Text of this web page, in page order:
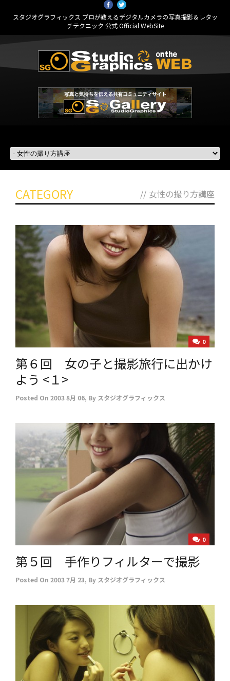
スタジオグラフィックス プロが教えるデジタルカメラの写真撮影＆レタッ
チテクニック 公式 Official WebSite
CATEGORY // 女性の撮り方講座
0
第６回 女の子と撮影旅行に出かけ
よう <１>
Posted On 2003 8月 06, By スタジオグラフィックス
0
第５回 手作りフィルターで撮影
Posted On 2003 7月 23, By スタジオグラフィックス